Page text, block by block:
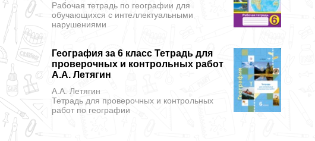
Рабочая тетрадь по географии для
обучающихся с интеллектуальными
нарушениями
География за 6 класс Тетрадь для
проверочных и контрольных работ
А.А. Летягин
А.А. Летягин
Тетрадь для проверочных и контрольных
работ по географии